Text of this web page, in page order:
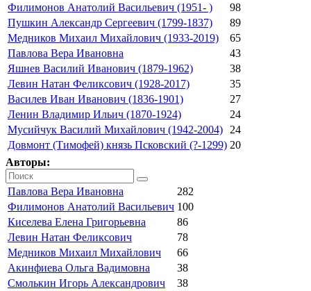
Филимонов Анатолий Васильевич (1951- )
98
Пушкин Александр Сергеевич (1799-1837)
89
Медников Михаил Михайлович (1933-2019)
65
Павлова Вера Ивановна
43
Яшнев Василий Иванович (1879-1962)
38
Левин Натан Феликсович (1928-2017)
35
Василев Иван Иванович (1836-1901)
27
Ленин Владимир Ильич (1870-1924)
24
Мусийчук Василий Михайлович (1942-2004)
24
Довмонт (Тимофей) князь Псковский (?-1299) 20
Авторы:
Павлова Вера Ивановна
282
Филимонов Анатолий Васильевич 100
Киселева Елена Григорьевна
86
Левин Натан Феликсович
78
Медников Михаил Михайлович
66
Акинфиева Ольга Вадимовна
38
Смолькин Игорь Александрович
38